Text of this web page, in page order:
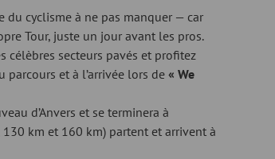
du cyclisme à ne pas manquer — car
Tour, juste un jour avant les pros.
célèbres secteurs pavés et profitez
et à l’arrivée lors de « We
d’Anvers et se terminera à
km et 160 km) partent et arrivent à